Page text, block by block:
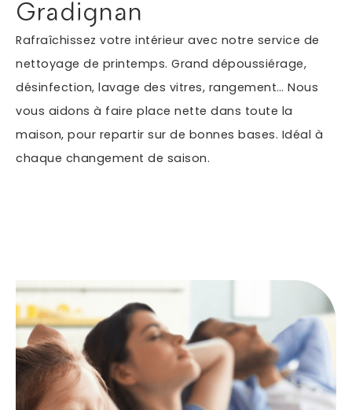
Gradignan
Rafraîchissez votre intérieur avec notre service de
nettoyage de printemps. Grand dépoussiérage,
désinfection, lavage des vitres, rangement… Nous
vous aidons à faire place nette dans toute la
maison, pour repartir sur de bonnes bases. Idéal à
chaque changement de saison.
En soumettant ce formulaire, j'accepte que les
informations saisies soient exploitées dans le cadre
de ma demande.*